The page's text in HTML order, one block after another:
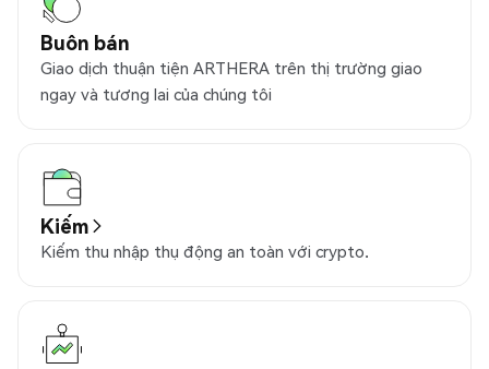
Buôn bán
Giao dịch thuận tiện ARTHERA trên thị trường giao
ngay và tương lai của chúng tôi
Kiếm
Kiếm thu nhập thụ động an toàn với crypto.